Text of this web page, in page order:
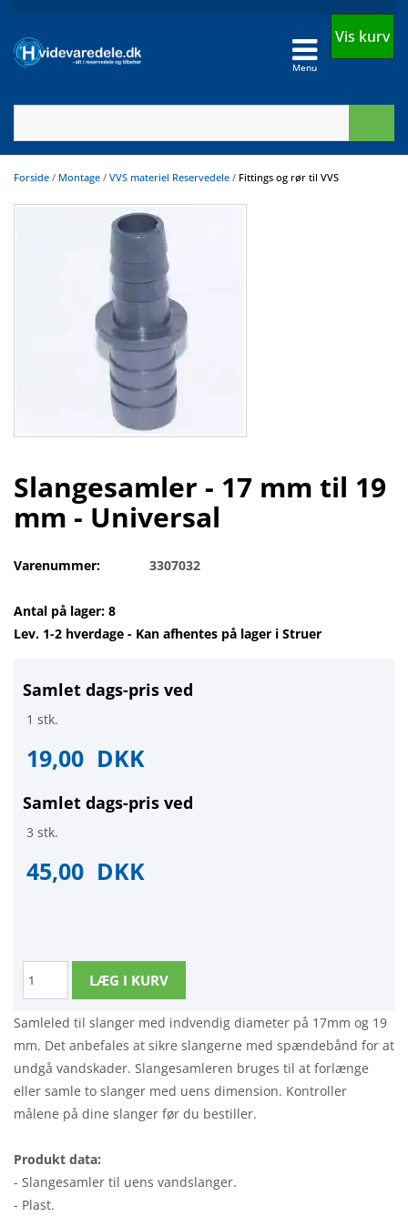
Menu
Vis kurv
Forside / Montage / VVS materiel Reservedele / Fittings og rør til VVS
Slangesamler - 17 mm til 19
mm - Universal
Varenummer: 3307032
Antal på lager: 8
Lev. 1-2 hverdage - Kan afhentes på lager i Struer
Samlet dags-pris ved
1 stk.
19,00 DKK
Samlet dags-pris ved
3 stk.
45,00 DKK
Samleled til slanger med indvendig diameter på 17mm og 19
mm. Det anbefales at sikre slangerne med spændebånd for at
undgå vandskader. Slangesamleren bruges til at forlænge
eller samle to slanger med uens dimension. Kontroller
målene på dine slanger før du bestiller.
Produkt data:
- Slangesamler til uens vandslanger.
- Plast.